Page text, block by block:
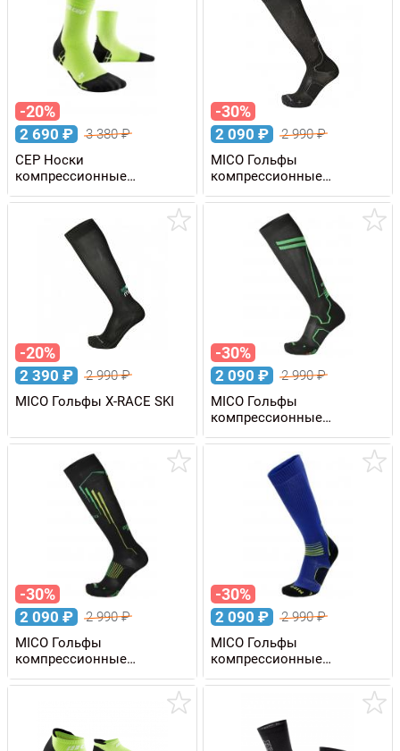
-20%
2 690 ₽ 3 380₽
CEP Носки
компрессионные
ULTRALIGHT мужские
-30%
2 090 ₽ 2 990₽
MICO Гольфы
компрессионные
COMPRESSION OXI-JET
-20%
2 390 ₽ 2 990₽
MICO Гольфы X-RACE SKI
-30%
2 090 ₽ 2 990₽
MICO Гольфы
компрессионные
COMPRESSION RUN
-30%
2 090 ₽ 2 990₽
MICO Гольфы
компрессионные
COMPRESSION RUN
-30%
2 090 ₽ 2 990₽
MICO Гольфы
компрессионные
COMPRESSION RUN